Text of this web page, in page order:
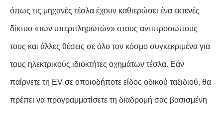
όπως τις μηχανές τέσλα έχουν καθιερώσει ένα εκτενές
δίκτυο «των υπερπληρωτών» στους αντιπροσώπους
τους και άλλες θέσεις σε όλο τον κόσμο συγκεκριμένα για
τους ηλεκτρικούς ιδιοκτήτες οχημάτων τέσλα. Εάν
παίρνετε τη EV σε οποιοδήποτε είδος οδικού ταξιδιού, θα
πρέπει να προγραμματίσετε τη διαδρομή σας βασισμένη